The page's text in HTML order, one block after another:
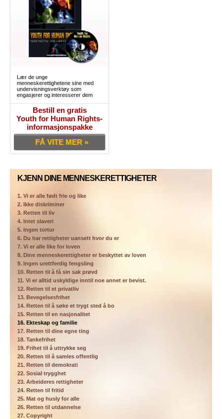
Lær de unge
menneskerettighetene sine med
undervisningsverktøy som
engasjerer og interesserer dem
Bestill en gratis
Youth for Human Rights-
informasjonspakke
FÅ VITE MER »
KJENN DINE MENNESKERETTIGHETER
1. Vi er alle født frie og like
2. Ikke diskriminer
3. Retten til liv
4. Intet slaveri
5. Ingen tortur
6. Du har rettigheter uansett hvor du er
7. Vi er alle like for loven
8. Dine menneskerettigheter er beskyttet av loven
9. Ingen urettferdig fengsling
10. Retten til å få sin sak prøvd
11. Vi er alltid uskyldige inntil noe annet er bevist.
12. Retten til et privatliv
13. Bevegelsesfrihet
14. Retten til å søke et trygt sted å bo
15. Retten til en nasjonalitet
16. Ekteskap og familie
17. Retten til dine egne ting
18. Tankefrihet
19. Frihet til å uttrykke seg
20. Retten til å samles offentlig
21. Retten til demokrati
22. Sosial trygghet
23. Arbeideres rettigheter
24. Retten til fritid
25. Mat og husly for alle
26. Retten til utdannelse
27. Copyright